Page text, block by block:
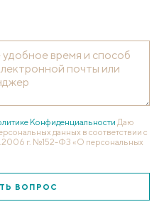
КонфиденциальностиДаю
данных в соответствии с
г. №152-ФЗ «О персональных
ВОПРОС